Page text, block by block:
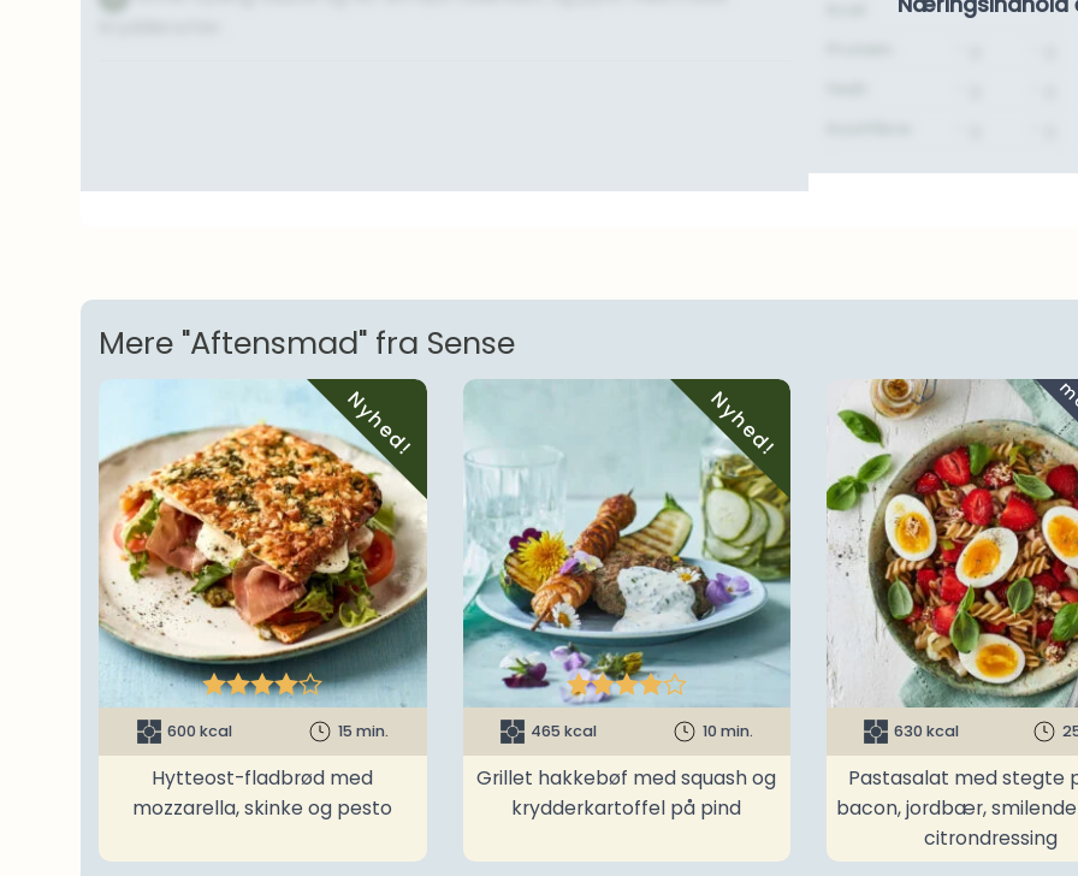
-
-
Mere "Aftensmad" fra Sense
Nyhed!

600 kcal 15 min.
Hytteost-fladbrød med
mozzarella, skinke og pesto
Nyhed!

465 kcal 10 min.
Grillet hakkebøf med squash og
krydderkartoffel på pind
630 kcal
Pastasalat med stegte
bacon, jordbær,
citrondressing